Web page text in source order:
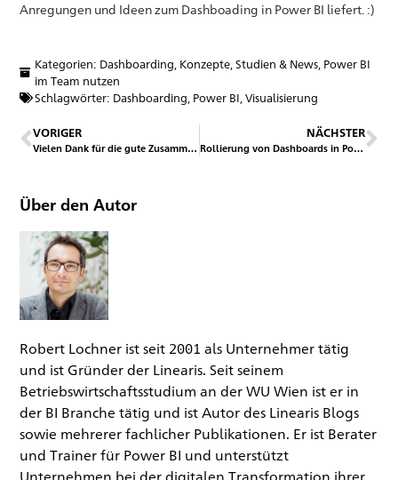
Anregungen und Ideen zum Dashboading in Power BI liefert. :)
Kategorien: Dashboarding Konzepte, Studien & News Power BI
im Team nutzen
Schlagwörter: Dashboarding Power BI ,Visualisierung
VORIGER
Vielen Dank für die gute Zusammenarbeit und Alles Gute für 2023
NÄCHSTER
Rollierung von Dashboards in Power BI mittels Abschlußstichtag
Über den Autor
Robert Lochner ist seit 2001 als Unternehmer tätig
und ist Gründer der Linearis. Seit seinem
Betriebswirtschaftsstudium an der WU Wien ist er in
der BI Branche tätig und ist Autor des Linearis Blogs
sowie mehrerer fachlicher Publikationen. Er ist Berater
und Trainer für Power BI und unterstützt
Unternehmen bei der digitalen Transformation ihrer